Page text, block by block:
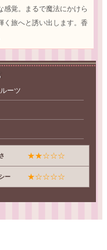
感覚。まるで魔法にかけら
く旅へと誘い出します。香
ーツ
★★☆☆☆
ー ★☆☆☆☆